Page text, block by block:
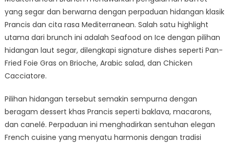
yang segar dan berwarna dengan perpaduan hidangan klasik
Prancis dan cita rasa Mediterranean. Salah satu highlight
utama dari brunch ini adalah Seafood on Ice dengan pilihan
hidangan laut segar, dilengkapi signature dishes seperti Pan-
Fried Foie Gras on Brioche, Arabic salad, dan Chicken
Cacciatore.
Pilihan hidangan tersebut semakin sempurna dengan
beragam dessert khas Prancis seperti baklava, macarons,
dan canelé. Perpaduan ini menghadirkan sentuhan elegan
French cuisine yang menyatu harmonis dengan tradisi